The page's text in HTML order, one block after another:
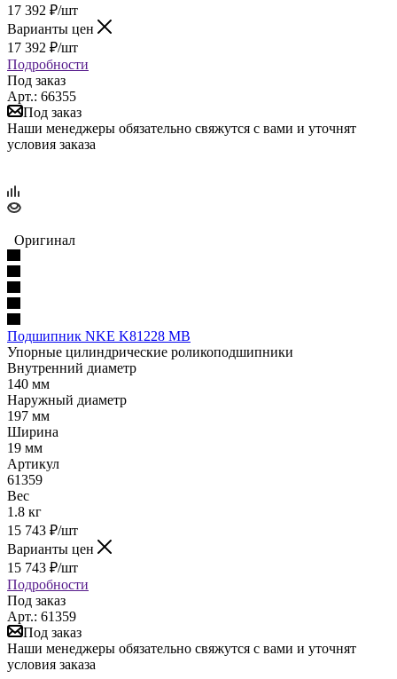
17 392 ₽/шт
Варианты цен
17 392 ₽/шт
Подробности
Под заказ
Арт.: 66355
Под заказ
Наши менеджеры обязательно свяжутся с вами и уточнят
условия заказа
Оригинал
Подшипник NKE K81228 MB
Упорные цилиндрические роликоподшипники
Внутренний диаметр
140 мм
Наружный диаметр
197 мм
Ширина
19 мм
Артикул
61359
Вес
1.8 кг
15 743 ₽/шт
Варианты цен
15 743 ₽/шт
Подробности
Под заказ
Арт.: 61359
Под заказ
Наши менеджеры обязательно свяжутся с вами и уточнят
условия заказа